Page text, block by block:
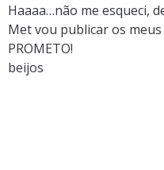
Haaaa…não me esqueci,
Met vou publicar os
PROMETO!
beijos